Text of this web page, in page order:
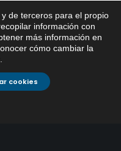
Red Quemadas- 1ª Sem
Red Carrera Caballo-1º
de terceros para el propio
información con
más información en
cómo cambiar la
cookies
Si tiene cualquier duda sobre
EMACSA, haga click abajo.